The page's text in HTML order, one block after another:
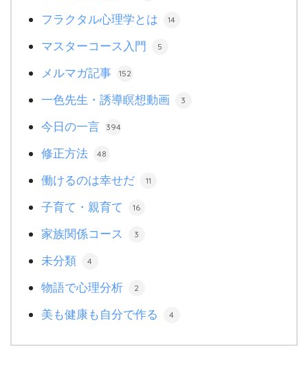
フラクタル心理学とは 14
マスターコース入門 5
メルマガ記事 152
一色先生・誘導瞑想動画 3
今日の一言 394
修正方法 48
働けるのは幸せだ 11
子育て・親育て 16
家族関係コース 3
未分類 4
物語で心理分析 2
美も健康も自分で作る 4